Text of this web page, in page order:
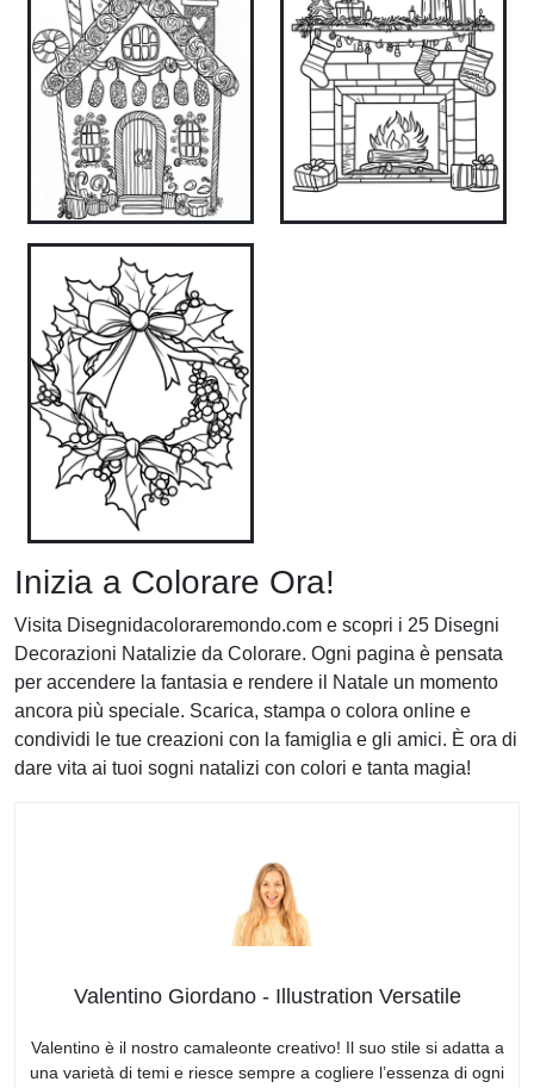
Inizia a Colorare Ora!
Visita Disegnidacoloraremondo.com e scopri i 25 Disegni
Decorazioni Natalizie da Colorare. Ogni pagina è pensata
per accendere la fantasia e rendere il Natale un momento
ancora più speciale. Scarica, stampa o colora online e
condividi le tue creazioni con la famiglia e gli amici. È ora di
dare vita ai tuoi sogni natalizi con colori e tanta magia!
Valentino Giordano - Illustration Versatile
Valentino è il nostro camaleonte creativo! Il suo stile si adatta a
una varietà di temi e riesce sempre a cogliere l’essenza di ogni